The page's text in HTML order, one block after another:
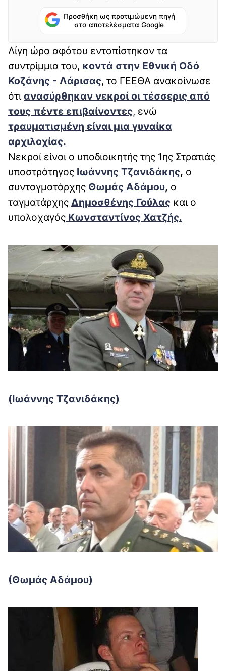
Προσθήκη ως προτιμώμενη πηγή
στα αποτελέσματα Google
Λίγη ώρα αφότου εντοπίστηκαν τα
συντρίμμια του, κοντά στην Εθνική Οδό
Κοζάνης - Λάρισας, το ΓΕΕΘΑ ανακοίνωσε
ότι ανασύρθηκαν νεκροί οι τέσσερις από
τους πέντε επιβαίνοντες, ενώ
τραυματισμένη είναι μια γυναίκα
αρχιλοχίας.
Νεκροί είναι ο υποδιοικητής της 1ης Στρατιάς
υποστράτηγος Ιωάννης Τζανιδάκης, ο
συνταγματάρχης Θωμάς Αδάμου, ο
ταγματάρχης Δημοσθένης Γούλας και ο
υπολοχαγός Κωνσταντίνος Χατζής.
(Ιωάννης Τζανιδάκης)
(Θωμάς Αδάμου)